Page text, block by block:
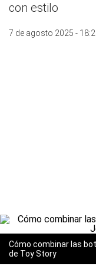
con estilo
7 de agosto 2025 -
Cómo combinar las
de Toy Story